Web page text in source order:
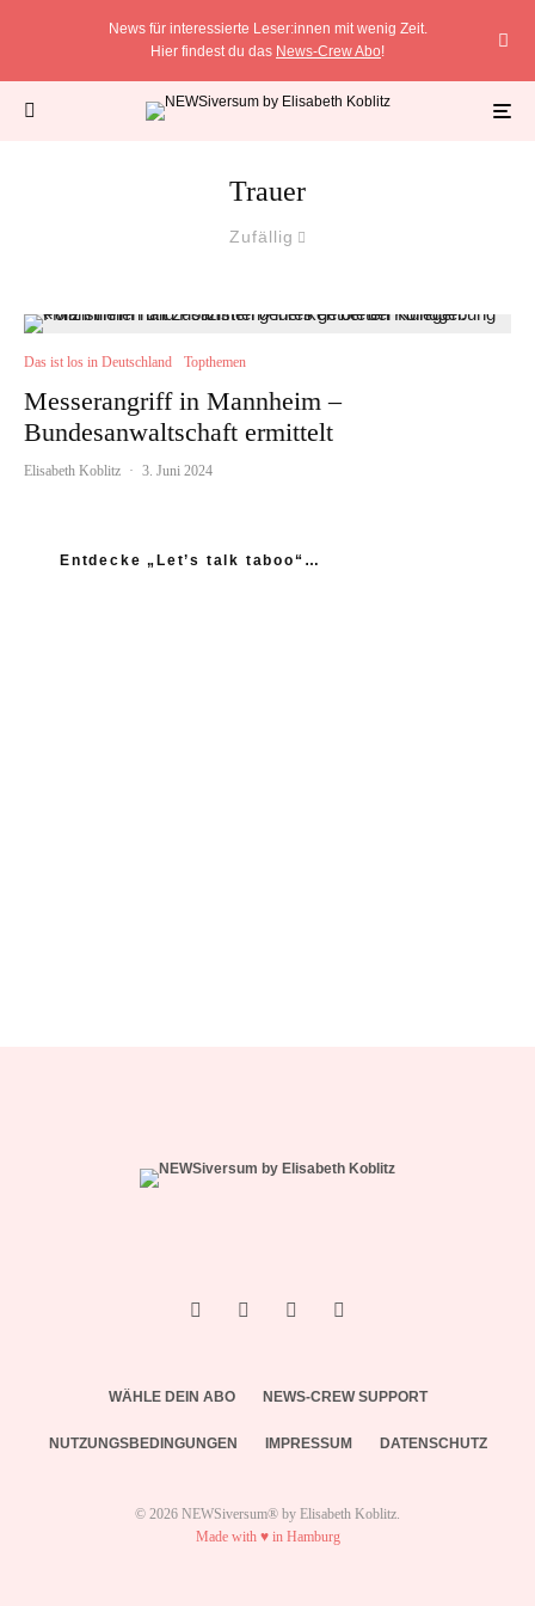
News für interessierte Leser:innen mit wenig Zeit.
Hier findest du das News-Crew Abo!
Trauer
Zufällig
Das ist los in Deutschland Topthemen
Messerangriff in Mannheim –
Bundesanwaltschaft ermittelt
Elisabeth Koblitz · 3. Juni 2024
Entdecke „Let’s talk taboo“…
WÄHLE DEIN ABO NEWS-CREW SUPPORT
NUTZUNGSBEDINGUNGEN IMPRESSUM DATENSCHUTZ
© 2026 NEWSiversum® by Elisabeth Koblitz.
Made with ♥ in Hamburg